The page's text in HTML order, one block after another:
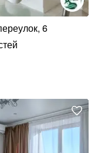
6